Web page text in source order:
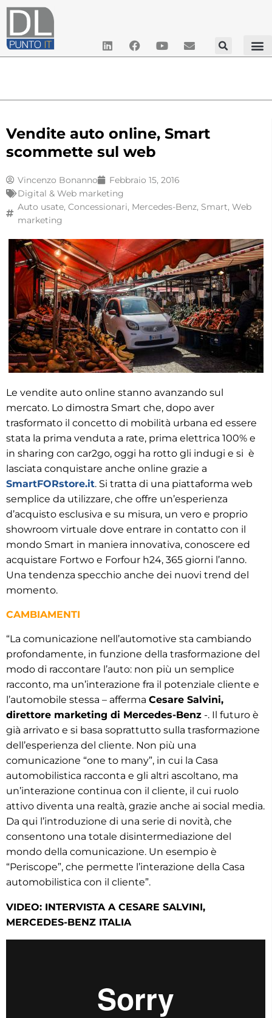
Vendite auto online, Smart
scommette sul web
Vincenzo Bonanno
Febbraio 15, 2016
Digital & Web marketing
Auto usate, Concessionari, Mercedes-Benz, Smart, Web
marketing
Le vendite auto online stanno avanzando sul
mercato. Lo dimostra Smart che, dopo aver
trasformato il concetto di mobilità urbana ed essere
stata la prima venduta a rate, prima elettrica 100% e
in sharing con car2go, oggi ha rotto gli indugi e si è
lasciata conquistare anche online grazie a
SmartFORstore.it. Si tratta di una piattaforma web
semplice da utilizzare, che offre un’esperienza
d’acquisto esclusiva e su misura, un vero e proprio
showroom virtuale dove entrare in contatto con il
mondo Smart in maniera innovativa, conoscere ed
acquistare Fortwo e Forfour h24, 365 giorni l’anno.
Una tendenza specchio anche dei nuovi trend del
momento.
CAMBIAMENTI
“La comunicazione nell’automotive sta cambiando
profondamente, in funzione della trasformazione del
modo di raccontare l’auto: non più un semplice
racconto, ma un’interazione fra il potenziale cliente e
l’automobile stessa – afferma Cesare Salvini,
direttore marketing di Mercedes-Benz -. Il futuro è
già arrivato e si basa soprattutto sulla trasformazione
dell’esperienza del cliente. Non più una
comunicazione “one to many”, in cui la Casa
automobilistica racconta e gli altri ascoltano, ma
un’interazione continua con il cliente, il cui ruolo
attivo diventa una realtà, grazie anche ai social media.
Da qui l’introduzione di una serie di novità, che
consentono una totale disintermediazione del
mondo della comunicazione. Un esempio è
“Periscope”, che permette l’interazione della Casa
automobilistica con il cliente”.
VIDEO: INTERVISTA A CESARE SALVINI,
MERCEDES-BENZ ITALIA